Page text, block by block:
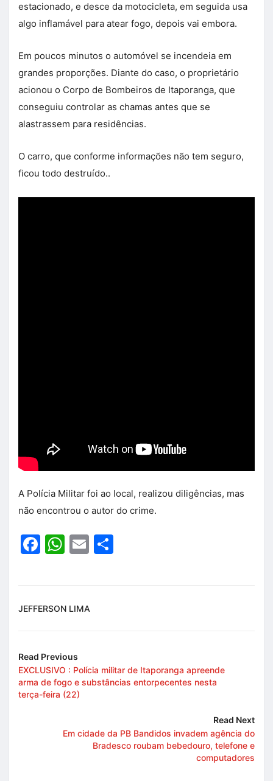
estacionado, e desce da motocicleta, em seguida usa
algo inflamável para atear fogo, depois vai embora.
Em poucos minutos o automóvel se incendeia em
grandes proporções. Diante do caso, o proprietário
acionou o Corpo de Bombeiros de Itaporanga, que
conseguiu controlar as chamas antes que se
alastrassem para residências.
O carro, que conforme informações não tem seguro,
ficou todo destruído..
A Polícia Militar foi ao local, realizou diligências, mas
não encontrou o autor do crime.
Facebook
WhatsApp
Email
JEFFERSON LIMA
Read Previous
EXCLUSIVO : Polícia militar de Itaporanga apreende
arma de fogo e substâncias entorpecentes nesta
terça-feira (22)
Read Next
Em cidade da PB Bandidos invadem agência do
Bradesco roubam bebedouro, telefone e
computadores